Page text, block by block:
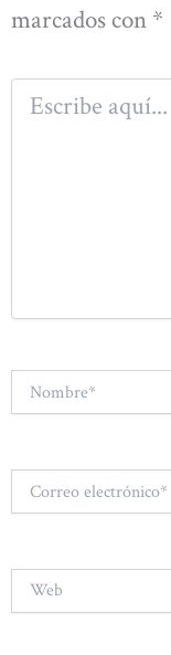
marcados con *
Escribe
aquí...
electrónico*
Web